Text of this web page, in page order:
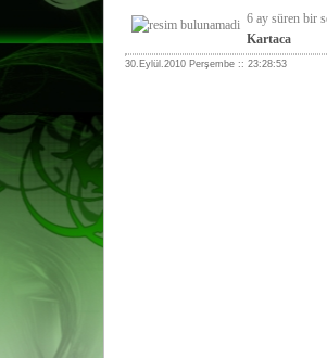
6 ay süren bir
Kartaca
30.Eylül.2010 Perşembe :: 23:28:53